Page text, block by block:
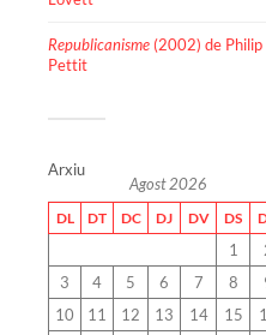
Republicanisme (2002) de Philip
Pettit
Arxiu
Agost 2026
DL DT DC DJ DV DS
1
3
4 5 6 7 8
10
11 12 13 14 15